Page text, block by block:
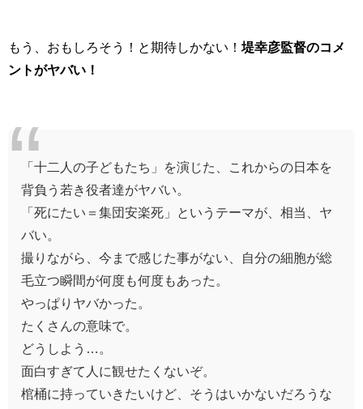
もう、おもしろそう！と期待しかない！ 堤幸彦監督のコメ
ントがヤバい！
「十二人の子どもたち」を演じた、これからの日本を
背負う若き役者達がヤバい。
「死にたい＝集団安楽死」というテーマが、相当、ヤ
バい。
撮りながら、今まで感じた事がない、自分の細胞が総
毛立つ瞬間が何度も何度もあった。
やっぱりヤバかった。
たくさんの意味で。
どうしよう…。
面白すぎて人に観せたくないぞ。
棺桶に持っていきたいけど、そうはいかないだろうな